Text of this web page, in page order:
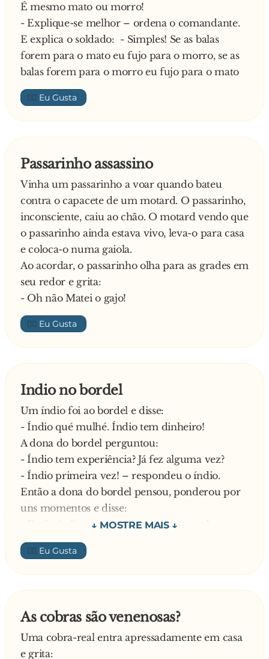
propriedade. (O carro é, de facto, do condutor).
Continua o superior:
- Fazia-me o favor de abrir o seu porta-luvas
lentamente para eu verificar se lá se encontra
uma arma dentro?
- Sim senhor. (O porta-luvas está vazio)
- Podia abrir o porta-bagagem do seu veíc**...,
por favor?
- Sim senhor. (Não tem corpo nenhum)
Por fim diz o superior:
- Não compreendo. O agente que o mandou
parar disse que você afirmou não ter carta de
condução, ter roubado o carro, ter uma arma
no porta-luvas e um corpo no porta-bagagens.
E responde muito rapidamente o homem:
- Ah, claro. E aposto que o mentiroso também
lhe disse que eu ia em excesso de velocidade,
certo?
E diz a mulher:
- E não disseste nada?
Explica a mãe:
- Então não sabes que eu não falo com ele há 5
anos?! Não era agora que eu ia falar
É mesmo mato ou morro!
- Explique-se melhor – ordena o comandante.
E explica o soldado: - Simples! Se as balas
forem para o mato eu fujo para o morro, se as
balas forem para o morro eu fujo para o mato
👍🏼
Passarinho assassino
Vinha um passarinho a voar quando bateu
contra o capacete de um motard. O passarinho,
inconsciente, caiu ao chão. O motard vendo que
o passarinho ainda estava vivo, leva-o para casa
e coloca-o numa gaiola.
Ao acordar, o passarinho olha para as grades em
seu redor e grita:
- Oh não Matei o gajo!
👍🏼
Indio no bordel
Um índio foi ao bordel e disse:
- Índio qué mulhé. Índio tem dinheiro!
A dona do bordel perguntou:
- Índio tem experiência? Já fez alguma vez?
- Índio primeira vez! – respondeu o índio.
Então a dona do bordel pensou, ponderou por
uns momentos e disse:
- Então índio vai no mato, procura um buraco
numa árvore, aprende como se faz e depois
volta aqui.
Uma semana depois, o índio volta ao bordel:
- Índio qué mulhé. Índio tem dinheiro. Índio já
A dona do bordel, então, mandou o índio subir
para um quarto no qual já havia uma mulher,
esperando por ele.
👍🏼
As cobras são venenosas?
Uma cobra-real entra apressadamente em casa
e grita: